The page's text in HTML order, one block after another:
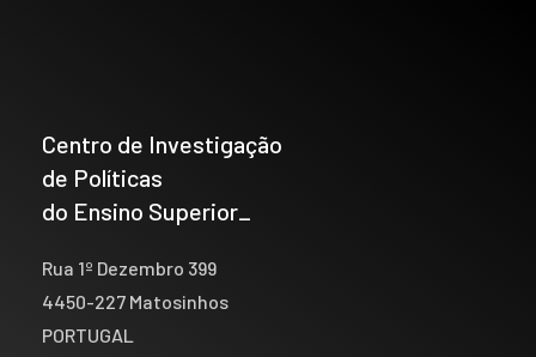
Centro de Investigação
de Políticas
do Ensino Superior_
Rua 1º Dezembro 399
4450-227 Matosinhos
PORTUGAL